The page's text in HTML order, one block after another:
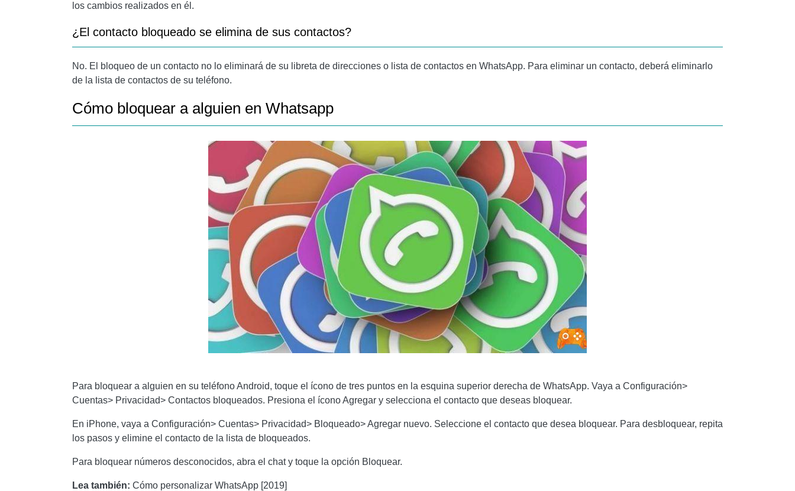
los cambios realizados en él.
¿El contacto bloqueado se elimina de sus contactos?
No. El bloqueo de un contacto no lo eliminará de su libreta de direcciones o lista de contactos en WhatsApp. Para eliminar un contacto, deberá eliminarlo
de la lista de contactos de su teléfono.
Cómo bloquear a alguien en Whatsapp
Para bloquear a alguien en su teléfono Android, toque el ícono de tres puntos en la esquina superior derecha de WhatsApp. Vaya a Configuración>
Cuentas> Privacidad> Contactos bloqueados. Presiona el ícono Agregar y selecciona el contacto que deseas bloquear.
En iPhone, vaya a Configuración> Cuentas> Privacidad> Bloqueado> Agregar nuevo. Seleccione el contacto que desea bloquear. Para desbloquear, repita
los pasos y elimine el contacto de la lista de bloqueados.
Para bloquear números desconocidos, abra el chat y toque la opción Bloquear.
Lea también: Cómo personalizar WhatsApp [2019]